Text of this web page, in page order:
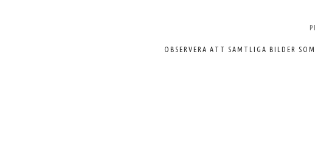
OBSERVERA ATT SAMTLIGA BILDER